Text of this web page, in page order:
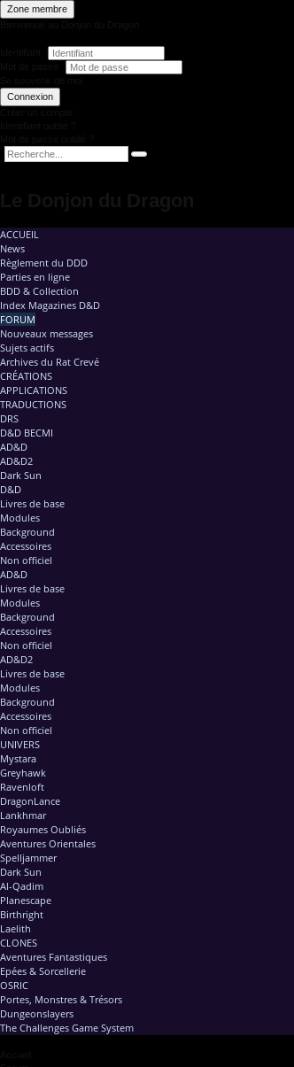
Zone membre
Connexion
ACCUEIL
News
Règlement du DDD
Parties en ligne
BDD & Collection
Index Magazines D&D
FORUM
Nouveaux messages
Sujets actifs
Archives du Rat Crevé
CRÉATIONS
APPLICATIONS
TRADUCTIONS
DRS
D&D BECMI
AD&D
AD&D2
Dark Sun
D&D
Livres de base
Modules
Background
Accessoires
Non officiel
AD&D
Livres de base
Modules
Background
Accessoires
Non officiel
AD&D2
Livres de base
Modules
Background
Accessoires
Non officiel
UNIVERS
Mystara
Greyhawk
Ravenloft
DragonLance
Lankhmar
Royaumes Oubliés
Aventures Orientales
Spelljammer
Dark Sun
Al-Qadim
Planescape
Birthright
Laelith
CLONES
Aventures Fantastiques
Epées & Sorcellerie
OSRIC
Portes, Monstres & Trésors
Dungeonslayers
The Challenges Game System